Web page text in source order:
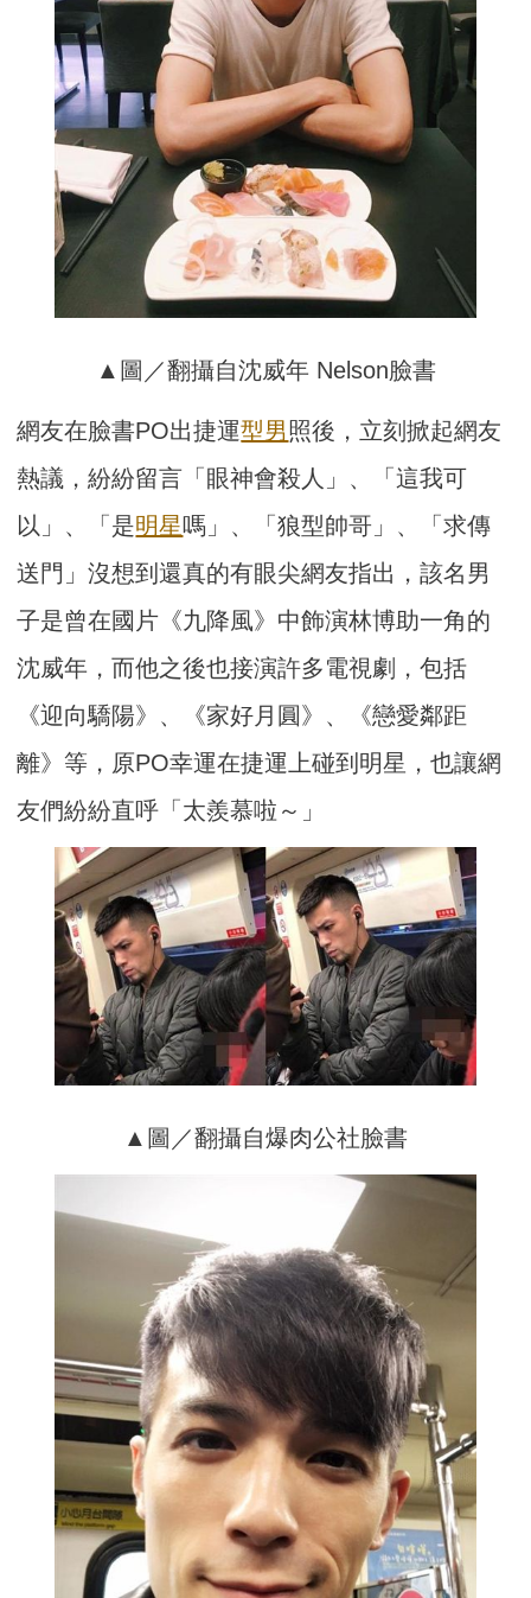
▲圖／翻攝自沈威年 Nelson臉書
網友在臉書PO出捷運型男照後，立刻掀起網友
熱議，紛紛留言「眼神會殺人」、「這我可
以」、「是明星嗎」、「狼型帥哥」、「求傳
送門」沒想到還真的有眼尖網友指出，該名男
子是曾在國片《九降風》中飾演林博助一角的
沈威年，而他之後也接演許多電視劇，包括
《迎向驕陽》、《家好月圓》、《戀愛鄰距
離》等，原PO幸運在捷運上碰到明星，也讓網
友們紛紛直呼「太羨慕啦～」
▲圖／翻攝自爆肉公社臉書